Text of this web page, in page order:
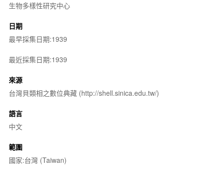
生物多樣性研究中心
日期
最早採集日期:1939
最近採集日期:1939
來源
台灣貝類相之數位典藏 (http://shell.sinica.edu.tw/)
語言
中文
範圍
國家:台灣 (Taiwan)